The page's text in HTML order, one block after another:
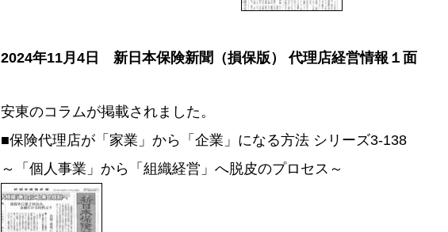
2024年11月4 日 新日本保険新聞（損保版） 代理店経営情報１面
安東のコラムが掲載されました。
■保険代理店が「家業」から「企業」になる方法 シリーズ3-138
～「個人事業」から「組織経営」へ脱皮のプロセス～